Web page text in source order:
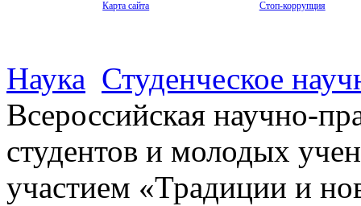
Карта сайта Стоп-коррупция
Наука Студенческое
Всероссийская научно-
студентов и молодых
участием «Традиции и